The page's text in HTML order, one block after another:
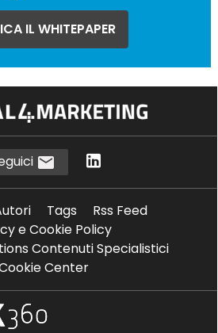
IL WHITEPAPER
Tags
Rss Feed
e Cookie Policy
Contenuti Specialistici
Center